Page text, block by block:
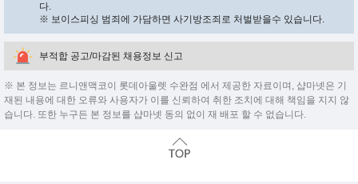
다.
※ 보이스피싱 범죄에 가담하면 사기방조죄로 처벌받을수 있습니다.
부적합 공고/마감된 채용정보 신고
※ 본 정보는 르니앤맥코이 롯데아울렛 수완점 에서 제공한 자료이며, 샵마넷은 기
재된 내용에 대한 오류와 사용자가 이를 신뢰하여 취한 조치에 대해 책임을 지지 않
습니다. 또한 누구든 본 정보를 샵마넷 동의 없이 재 배포 할 수 없습니다.